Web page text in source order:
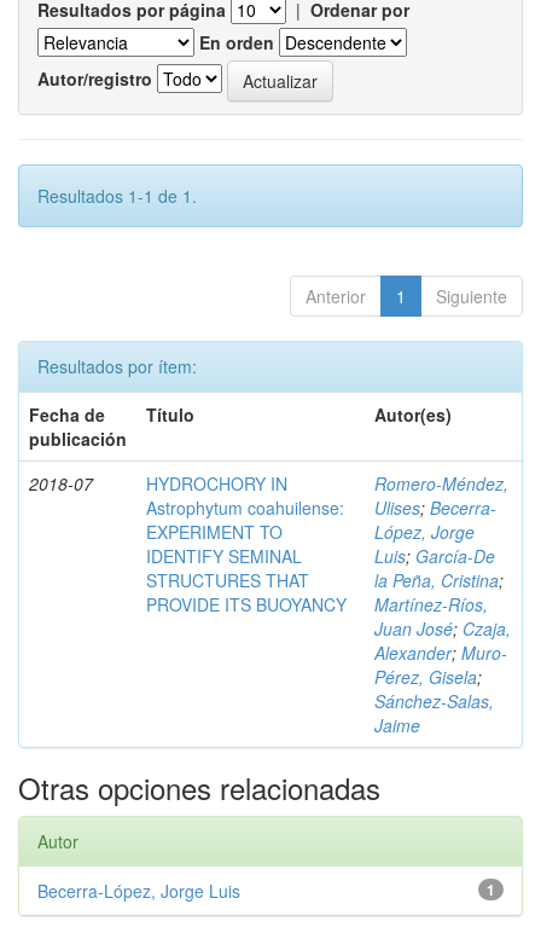
Resultados por página | Ordenar por
En orden
Autor/registro
Resultados 1-1 de 1.
Anterior 1 Siguiente
Resultados por ítem:
Fecha de
publicación
Título Autor(es)
2018-07
HYDROCHORY IN
Astrophytum coahuilense:
EXPERIMENT TO
IDENTIFY SEMINAL
STRUCTURES THAT
PROVIDE ITS BUOYANCY
Romero-Méndez,
Ulises; Becerra-
López, Jorge
Luis; García-De
la Peña, Cristina;
Martínez-Ríos,
Juan José; Czaja,
Alexander; Muro-
Pérez, Gisela;
Sánchez-Salas,
Jaime
Otras opciones relacionadas
Autor
1
Becerra-López, Jorge Luis